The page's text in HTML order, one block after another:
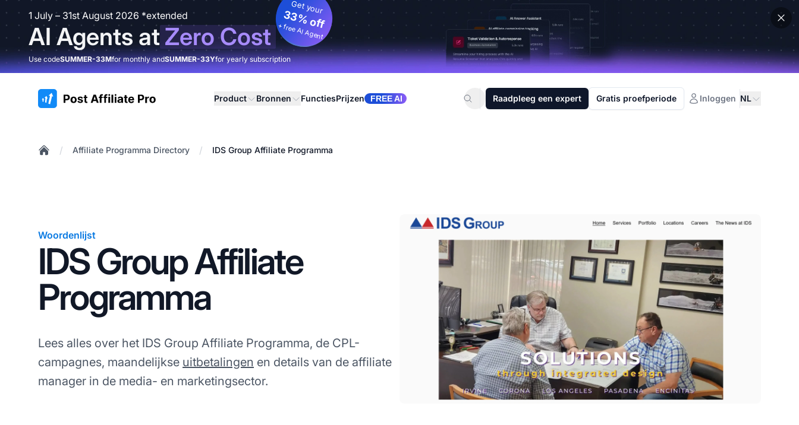
1 July – 31st August 2026 *extended
AI Agents atZero Cost
Get your
33% off
+ free AI Agent
Use codeSUMMER-33Mfor monthly andSUMMER-33Yfor yearly subscription
:site.title Product Bronnen FunctiesPrijzen FREE AI Raadpleeg een expert Gratis proefperiode Inloggen NL
/ Affiliate Programma Directory / IDS Group Affiliate Programma
Woordenlijst
IDS Group Affiliate
Programma
Lees alles over het IDS Group Affiliate Programma, de CPL-
campagnes, maandelijkse uitbetalingen en details van de affiliate
manager in de media- en marketingsector.